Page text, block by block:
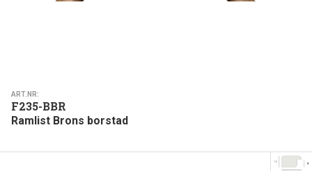
ART.NR:
F235-BBR
Ramlist Brons borstad